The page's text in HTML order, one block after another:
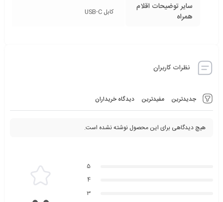
سایر توضیحات اقلام
همراه
کابل USB-C
نظرات کاربران
جدیدترین مفیدترین دیدگاه خریداران
هیچ دیدگاهی برای این محصول نوشته نشده است.
5
4
3